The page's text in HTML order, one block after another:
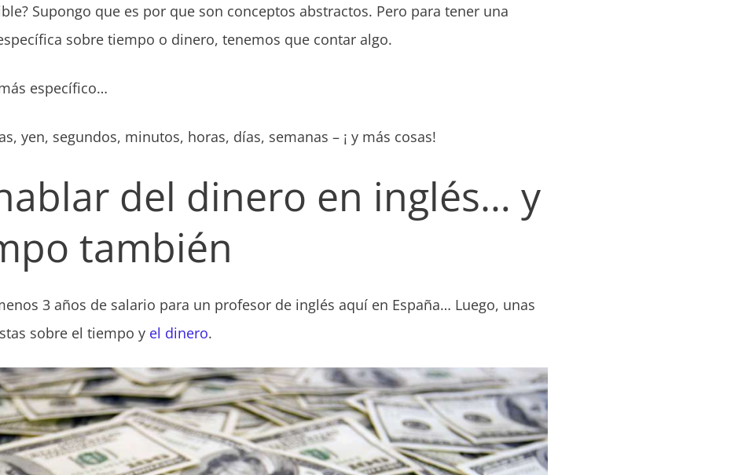
Supongo que es por que son conceptos abstractos. Pero para tener una
sobre tiempo o dinero, tenemos que contar algo.
específico…
yen, segundos, minutos, horas, días, semanas – ¡ y más cosas!
del dinero en inglés… y
también
3 años de salario para un profesor de inglés aquí en España… Luego, unas
sobre el tiempo y el dinero.